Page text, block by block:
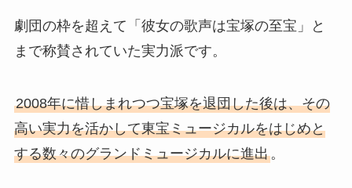
劇団の枠を超えて「彼女の歌声は宝塚の至宝」と
まで称賛されていた実力派です。
2008年に惜しまれつつ宝塚を退団した後は、その
高い実力を活かして東宝ミュージカルをはじめと
する数々のグランドミュージカルに進出。